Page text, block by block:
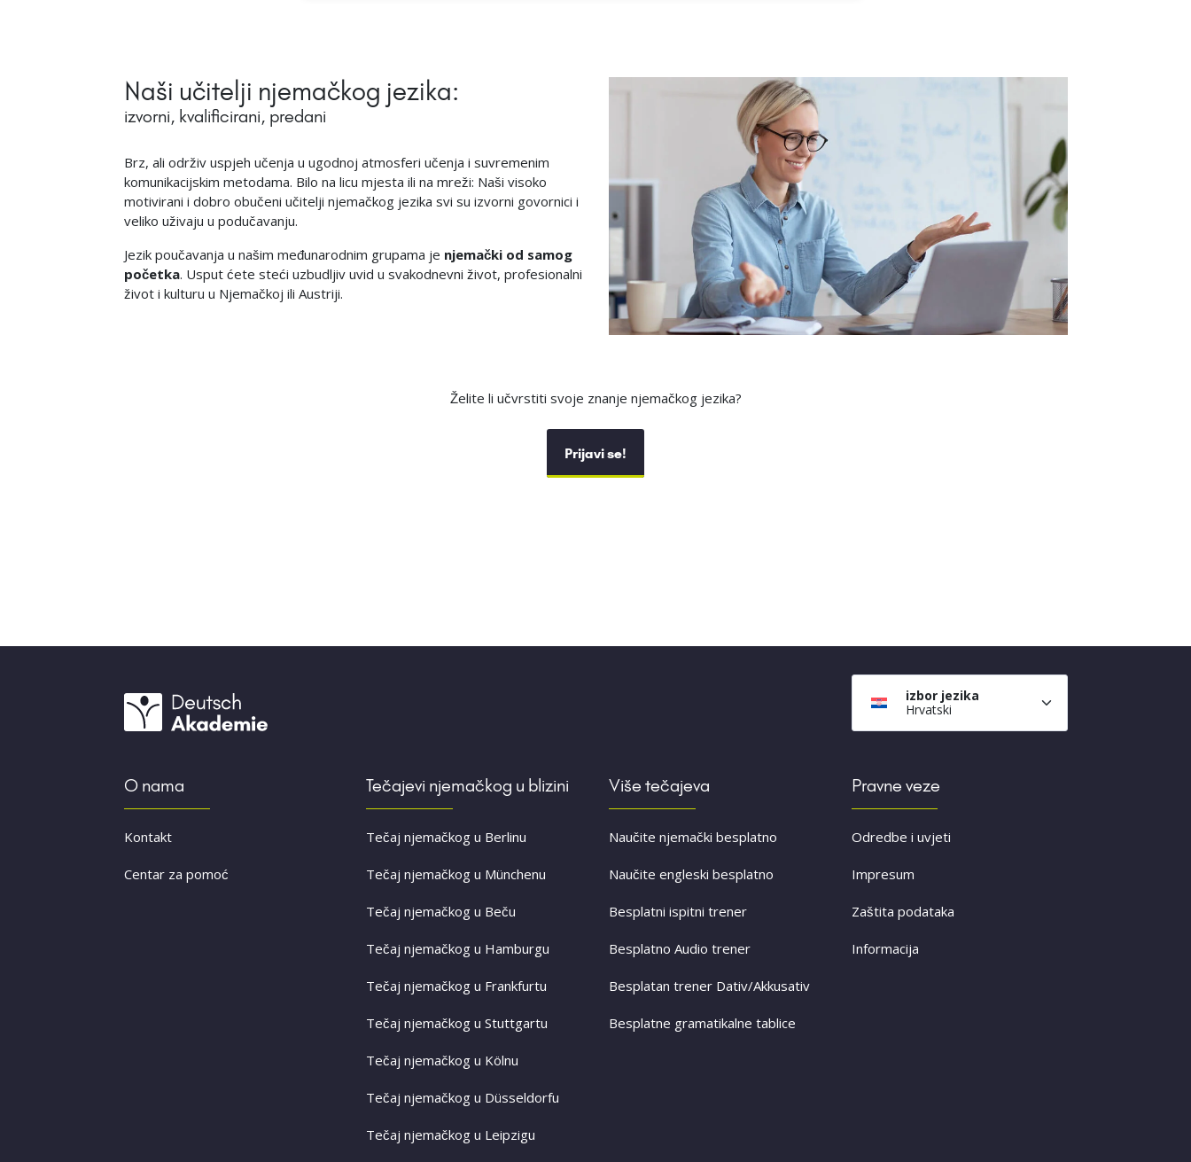
Naši učitelji njemačkog jezika:
izvorni, kvalificirani, predani
Brz, ali održiv uspjeh učenja u ugodnoj atmosferi učenja i suvremenim
komunikacijskim metodama. Bilo na licu mjesta ili na mreži: Naši visoko
motivirani i dobro obučeni učitelji njemačkog jezika svi su izvorni govornici i
veliko uživaju u podučavanju.
Jezik poučavanja u našim međunarodnim grupama je njemački od samog
početka. Usput ćete steći uzbudljiv uvid u svakodnevni život, profesionalni
život i kulturu u Njemačkoj ili Austriji.
Želite li učvrstiti svoje znanje njemačkog jezika?
Prijavi se!
izbor jezika
Hrvatski
O nama
Kontakt
Centar za pomoć
Tečajevi njemačkog u blizini
Tečaj njemačkog u Berlinu
Tečaj njemačkog u Münchenu
Tečaj njemačkog u Beču
Tečaj njemačkog u Hamburgu
Tečaj njemačkog u Frankfurtu
Tečaj njemačkog u Stuttgartu
Tečaj njemačkog u Kölnu
Tečaj njemačkog u Düsseldorfu
Tečaj njemačkog u Leipzigu
Više tečajeva
Naučite njemački besplatno
Naučite engleski besplatno
Besplatni ispitni trener
Besplatno Audio trener
Besplatan trener Dativ/Akkusativ
Besplatne gramatikalne tablice
Pravne veze
Odredbe i uvjeti
Impresum
Zaštita podataka
Informacija